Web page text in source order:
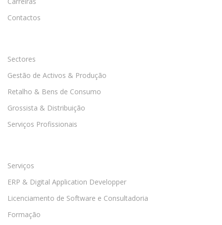
Contactos
Sectores
Gestão de Activos & Produção
Retalho & Bens de Consumo
Grossista & Distribuição
Serviços Profissionais
Serviços
ERP & Digital Application Developper
Licenciamento de Software e Consultadoria
Formação